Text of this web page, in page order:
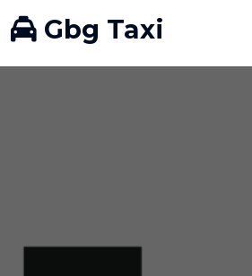
Gbg Taxi